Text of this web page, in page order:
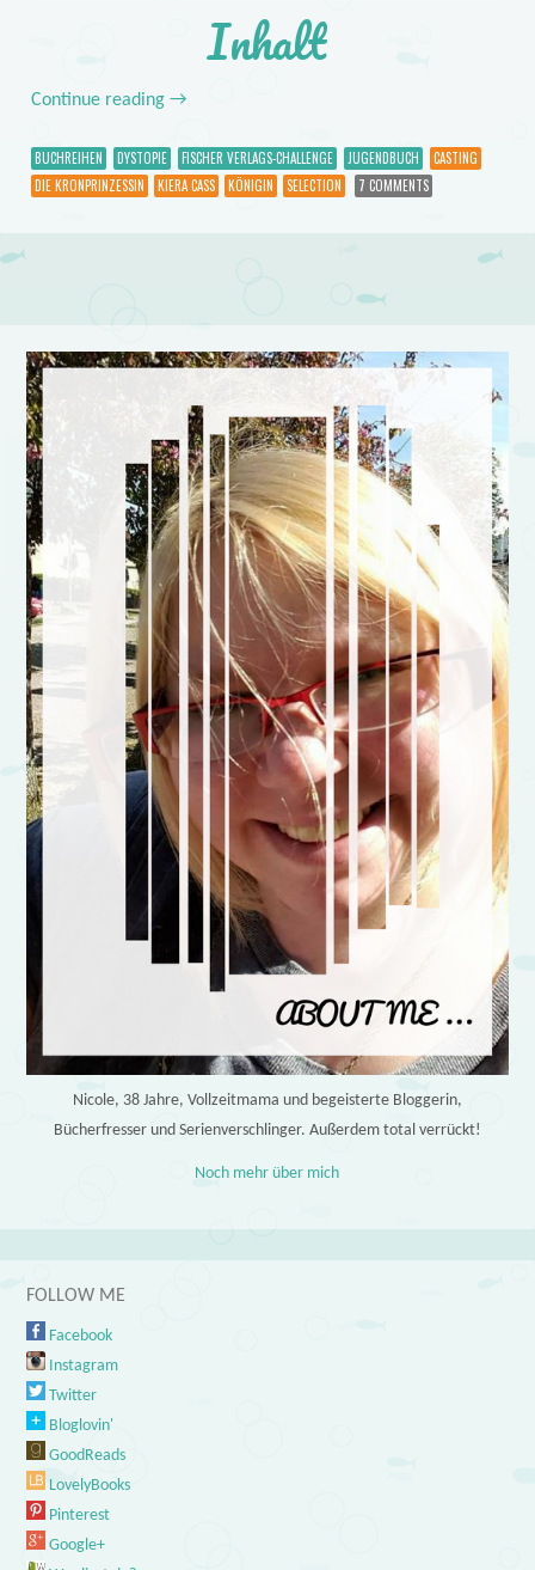
Inhalt
Continue reading →
BUCHREIHEN DYSTOPIE FISCHER VERLAGS-CHALLENGE JUGENDBUCH
CASTING
DIE KRONPRINZESSIN
KIERA CASS KÖNIGIN SELECTION 7 COMMENTS
Post navigation
Nicole, 38 Jahre, Vollzeitmama und begeisterte Bloggerin,
Bücherfresser und Serienverschlinger. Außerdem total verrückt!
Noch mehr über mich
FOLLOW ME
Facebook
Instagram
Twitter
Bloglovin'
GoodReads
LovelyBooks
Pinterest
Google+